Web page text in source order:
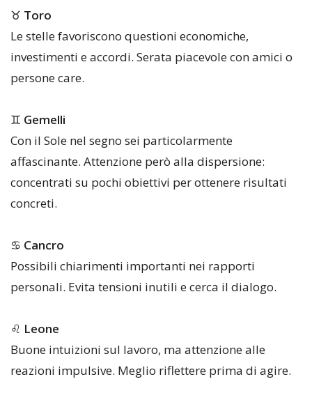
♉ Toro
Le stelle favoriscono questioni economiche,
investimenti e accordi. Serata piacevole con amici o
persone care.
♊ Gemelli
Con il Sole nel segno sei particolarmente
affascinante. Attenzione però alla dispersione:
concentrati su pochi obiettivi per ottenere risultati
concreti.
♋ Cancro
Possibili chiarimenti importanti nei rapporti
personali. Evita tensioni inutili e cerca il dialogo.
♌ Leone
Buone intuizioni sul lavoro, ma attenzione alle
reazioni impulsive. Meglio riflettere prima di agire.